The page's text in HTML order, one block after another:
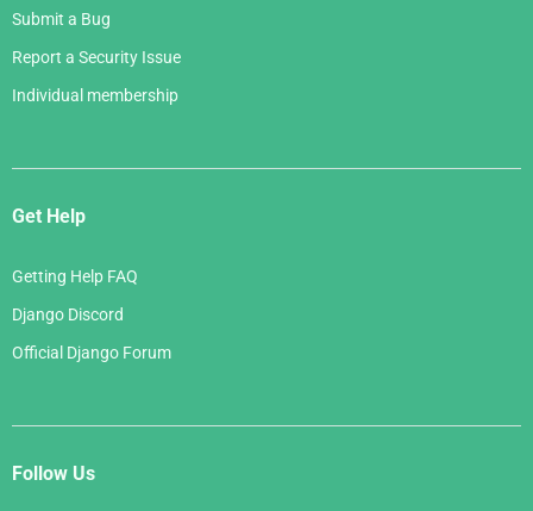
Submit a Bug
Report a Security Issue
Individual membership
Get Help
Getting Help FAQ
Django Discord
Official Django Forum
Follow Us